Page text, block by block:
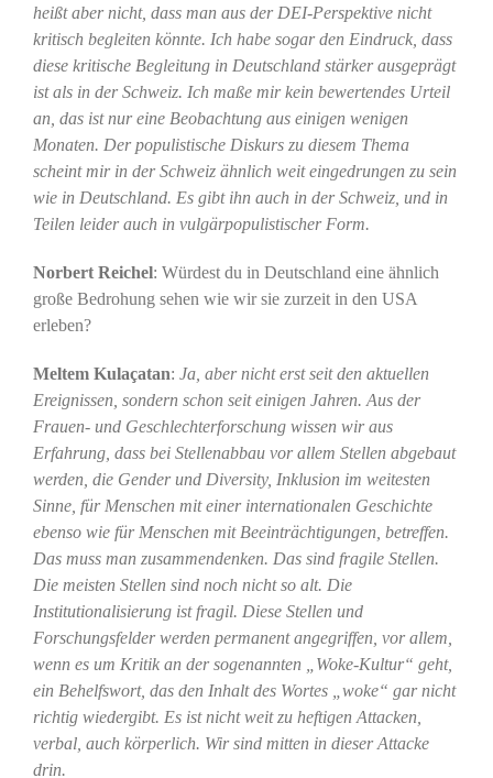
heißt aber nicht, dass man aus der DEI-Perspektive nicht
kritisch begleiten könnte. Ich habe sogar den Eindruck, dass
diese kritische Begleitung in Deutschland stärker ausgeprägt
ist als in der Schweiz. Ich maße mir kein bewertendes Urteil
an, das ist nur eine Beobachtung aus einigen wenigen
Monaten. Der populistische Diskurs zu diesem Thema
scheint mir in der Schweiz ähnlich weit eingedrungen zu sein
wie in Deutschland. Es gibt ihn auch in der Schweiz, und in
Teilen leider auch in vulgärpopulistischer Form.
Norbert Reichel: Würdest du in Deutschland eine ähnlich
große Bedrohung sehen wie wir sie zurzeit in den USA
erleben?
Meltem Kulaçatan: Ja, aber nicht erst seit den aktuellen
Ereignissen, sondern schon seit einigen Jahren. Aus der
Frauen- und Geschlechterforschung wissen wir aus
Erfahrung, dass bei Stellenabbau vor allem Stellen abgebaut
werden, die Gender und Diversity, Inklusion im weitesten
Sinne, für Menschen mit einer internationalen Geschichte
ebenso wie für Menschen mit Beeinträchtigungen, betreffen.
Das muss man zusammendenken. Das sind fragile Stellen.
Die meisten Stellen sind noch nicht so alt. Die
Institutionalisierung ist fragil. Diese Stellen und
Forschungsfelder werden permanent angegriffen, vor allem,
wenn es um Kritik an der sogenannten „Woke-Kultur“ geht,
ein Behelfswort, das den Inhalt des Wortes „woke“ gar nicht
richtig wiedergibt. Es ist nicht weit zu heftigen Attacken,
verbal, auch körperlich. Wir sind mitten in dieser Attacke
drin.